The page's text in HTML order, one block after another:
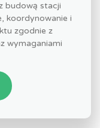
budową stacji
koordynowanie i
zgodnie z
wymaganiami